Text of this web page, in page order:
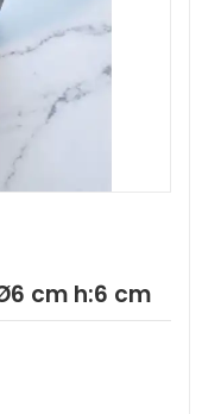
cm h:6 cm